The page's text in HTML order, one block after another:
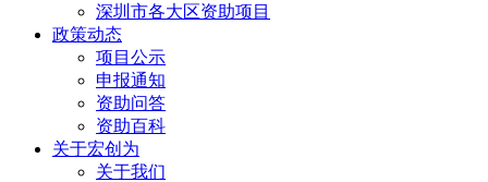
深圳市各大区资助项目
政策动态
项目公示
申报通知
资助问答
资助百科
关于宏创为
关于我们